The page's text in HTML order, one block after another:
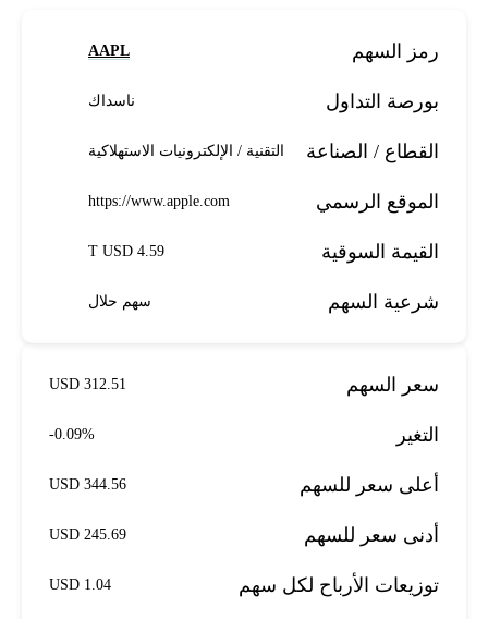
رمز السهم AAPL
بورصة التداول ناسداك
القطاع / الصناعة التقنية / الإلكترونيات الاستهلاكية
الموقع الرسمي https://www.apple.com
القيمة السوقية 4.59 T USD
شرعية السهم سهم حلال
سعر السهم 312.51 USD
التغير -0.09%
أعلى سعر للسهم 344.56 USD
أدنى سعر للسهم 245.69 USD
توزيعات الأرباح لكل سهم 1.04 USD